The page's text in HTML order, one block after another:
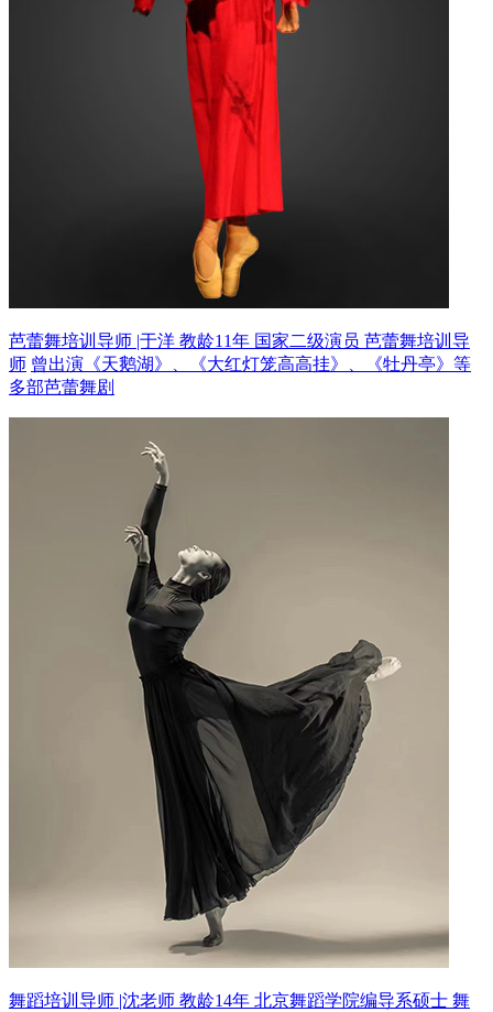
芭蕾舞培训导师 |于洋 教龄11年 国家二级演员 芭蕾舞培训导
师 曾出演《天鹅湖》、《大红灯笼高高挂》、《牡丹亭》等
多部芭蕾舞剧
舞蹈培训导师 |沈老师 教龄14年 北京舞蹈学院编导系硕士 舞